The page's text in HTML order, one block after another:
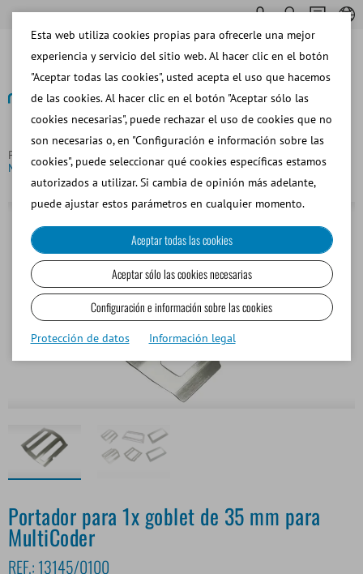
Página principal
Portador para 1x goblet de 35 mm para
MultiCoder
Portador para 1x goblet de 35 mm para
MultiCoder
REF.: 13145/0100
Esta web utiliza cookies propias para ofrecerle una mejor
experiencia y servicio del sitio web. Al hacer clic en el botón
"Aceptar todas las cookies", usted acepta el uso que hacemos
de las cookies. Al hacer clic en el botón "Aceptar sólo las
cookies necesarias", puede rechazar el uso de cookies que no
son necesarias o, en "Configuración e información sobre las
cookies", puede seleccionar qué cookies específicas estamos
autorizados a utilizar. Si cambia de opinión más adelante,
puede ajustar estos parámetros en cualquier momento.
Aceptar todas las cookies
Aceptar sólo las cookies necesarias
Configuración e información sobre las cookies
Protección de datos Información legal